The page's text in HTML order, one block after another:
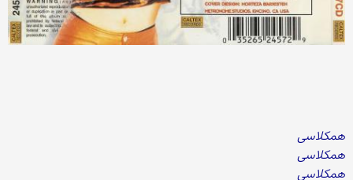
همکلاسی
همکلاسی
همکلاسی